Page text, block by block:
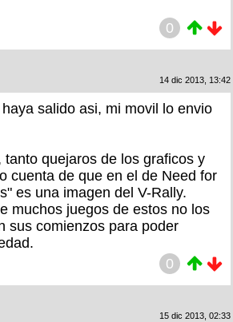
0
14 dic 2013, 13:42
salido asi, mi movil lo envio
tanto quejaros de los graficos y
cuenta de que en el de Need for
es una imagen del V-Rally.
muchos juegos de estos no los
sus comienzos para poder
0
15 dic 2013, 02:33